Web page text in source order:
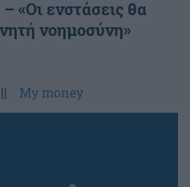
«Οι ενστάσεις θα
νοημοσύνη»
|| My money